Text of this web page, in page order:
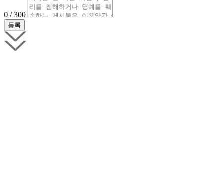
0 / 300